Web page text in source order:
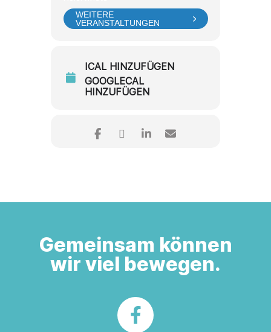
WEITERE
VERANSTALTUNGEN
ICAL HINZUFÜGEN
GOOGLECAL
HINZUFÜGEN
Gemeinsam können
wir viel bewegen.